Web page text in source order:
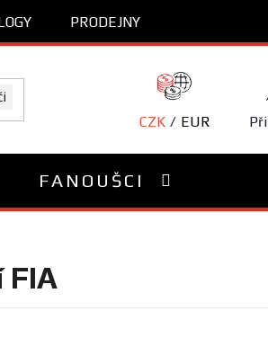
PRODEJNY
CZK EUR
FANOUŠCI